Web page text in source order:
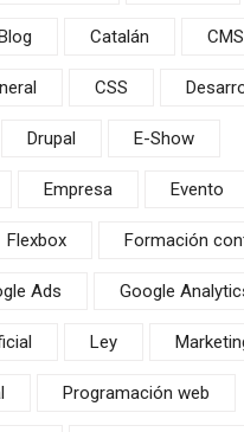
Blog Catalán CMS
CSS
Drupal E-Show
Empresa Evento
Flexbox Formación
Ads Google
Ley
Programación web